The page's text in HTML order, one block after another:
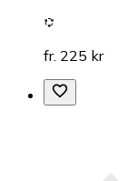
fr. 225 kr